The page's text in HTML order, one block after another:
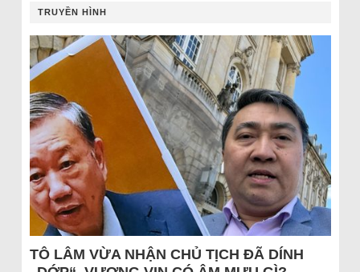
TRUYỀN HÌNH
TÔ LÂM VỪA NHẬN CHỦ TỊCH ĐÃ DÍNH